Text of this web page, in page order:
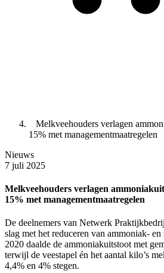
Melkveehouders verlagen
15% met managementmaatregelen
Nieuws
7 juli 2025
Melkveehouders verlagen
15% met managementmaatregelen
De deelnemers van Netwerk
slag met het reduceren van ammoniak- en
2020 daalde de ammoniakuitstoot met
terwijl de veestapel én het aantal kilo’s
4,4% en 4% stegen.